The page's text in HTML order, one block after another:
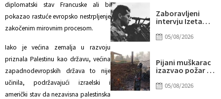
diplomatski stav Francuske ali bi
pokazao rastuće evropsko nestrpljenje
zakočenim mirovnim procesom.
Iako je većina zemalja u razvoju
priznala Palestinu kao državu, većina
zapadnodevropskih država to nije
učinila, podržavajući izraelski i
američki stav da nezavisna palestinska
Zaboravljeni
intervju Izeta
rane bošnjačke
05/08/2026
Pijani muškarac
izazvao požar u
Izgorjela kuća i
05/08/2026